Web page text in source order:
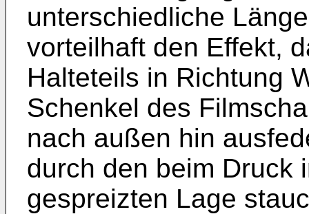
unterschiedliche
vorteilhaft den Effekt,
Halteteils in Richtung
Schenkel des
nach außen hin
durch den beim Druck
gespreizten Lage